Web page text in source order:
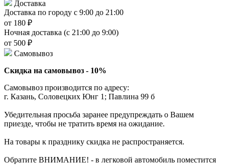
Доставка
Доставка по городу с 9:00 до 21:00
от 180 ₽
Ночная доставка (с 21:00 до 9:00)
от 500 ₽
Самовывоз
Скидка на самовывоз - 10%
Самовывоз производится по адресу:
г. Казань, Соловецких Юнг 1; Павлина 99 б
Убедительная просьба заранее предупреждать о Вашем
приезде, чтобы не тратить время на ожидание.
На товары к празднику скидка не распространяется.
Обратите ВНИМАНИЕ! - в легковой автомобиль поместится